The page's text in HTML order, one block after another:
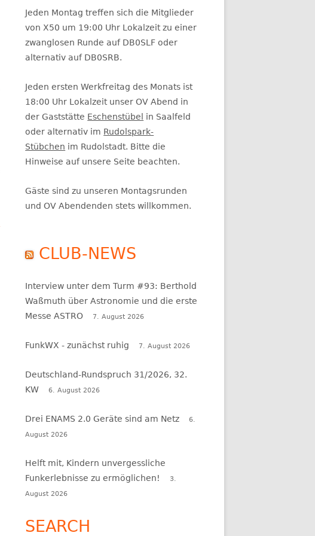
Seitenleiste
Jeden Montag treffen sich die Mitglieder
von X50 um 19:00 Uhr Lokalzeit zu einer
zwanglosen Runde auf DB0SLF oder
alternativ auf DB0SRB.
Jeden ersten Werkfreitag des Monats ist
18:00 Uhr Lokalzeit unser OV Abend in
der Gaststätte Eschenstübel
in Saalfeld
oder alternativ im Rudolspark-
Stübchen im Rudolstadt. Bitte die
Hinweise auf unsere Seite beachten.
Gäste sind zu unseren Montagsrunden
und OV Abendenden stets willkommen.
CLUB-NEWS
Interview unter dem Turm #93: Berthold
Waßmuth über Astronomie und die erste
Messe ASTRO
7. August 2026
FunkWX - zunächst ruhig 7. August 2026
Deutschland-Rundspruch 31/2026, 32.
KW
6. August 2026
Drei ENAMS 2.0 Geräte sind am Netz
6.
August 2026
Helft mit, Kindern unvergessliche
Funkerlebnisse zu ermöglichen!
3.
August 2026
SEARCH